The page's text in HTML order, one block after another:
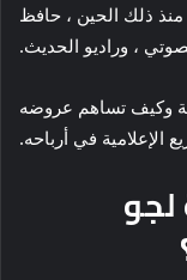
منذ ذلك الحين ، حافظ
، وراديو الحديث.
وكيف تساهم عروضه
الإعلامية في أرباحه.